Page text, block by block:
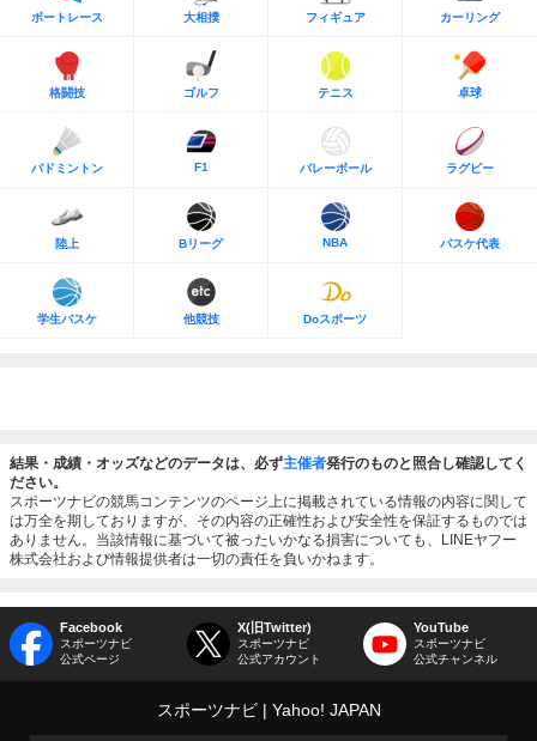
ボートレース 大相撲 フィギュア カーリング
格闘技 ゴルフ テニス 卓球
バドミントン F1 バレーボール ラグビー
陸上 Bリーグ NBA バスケ代表
学生バスケ 他競技 Doスポーツ
結果・成績・オッズなどのデータは、必ず主催者発行のものと照合し確認してく
ださい。
スポーツナビの競馬コンテンツのページ上に掲載されている情報の内容に関して
は万全を期しておりますが、その内容の正確性および安全性を保証するものでは
ありません。当該情報に基づいて被ったいかなる損害についても、LINEヤフー
株式会社および情報提供者は一切の責任を負いかねます。
Facebook
スポーツナビ
公式ページ
X(旧Twitter)
スポーツナビ
公式アカウント
YouTube
スポーツナビ
公式チャンネル
スポーツナビ Yahoo! JAPAN